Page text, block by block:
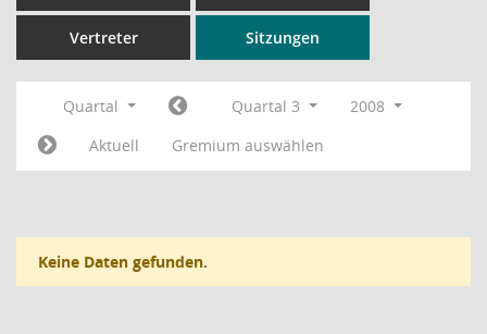
Vertreter Sitzungen
Quartal Quartal 3
2008
Aktuell
Gremium auswählen
Keine Daten gefunden.